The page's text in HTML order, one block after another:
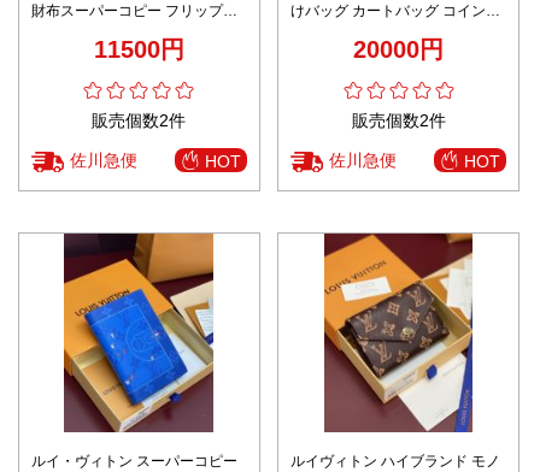
財布スーパーコピー フリップレ
ー 372264 イエロー
11500円
販売個数2件
佐川急便 HOT
けバッグ カートバッグ コインや
20000円
販売個数2件
佐川急便 HOT
ルイ・ヴィトン スーパーコピー
ルイヴィトン ハイブランド モノ